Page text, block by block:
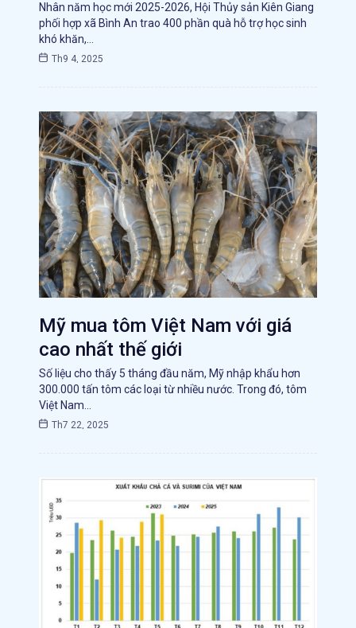
Nhân năm học mới 2025-2026, Hội Thủy sản Kiên Giang
phối hợp xã Bình An trao 400 phần quà hỗ trợ học sinh
khó khăn,…
Th9 4, 2025
Mỹ mua tôm Việt Nam với giá
cao nhất thế giới
Số liệu cho thấy 5 tháng đầu năm, Mỹ nhập khẩu hơn
300.000 tấn tôm các loại từ nhiều nước. Trong đó, tôm
Việt Nam…
Th7 22, 2025